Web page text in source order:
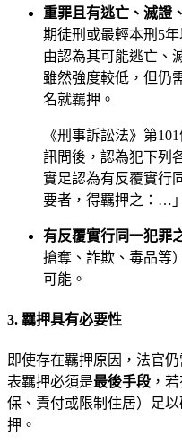
重罪且有逃亡、滅證
期徒刑或最輕本刑5
由認為其可能逃亡、
雖然強度較低，但仍
名就羈押。
《刑事訴訟法》第
訊問後，認為犯下列
實足認為有反覆實行
要者，得羈押之：…」
有反覆實行同一犯罪
搶奪、詐欺、毒品等
可能。
3. 羈押具有必要性
即使存在羈押原因，法官
表羈押必須是最後手段 ，
保、責付或限制住居）足
押。